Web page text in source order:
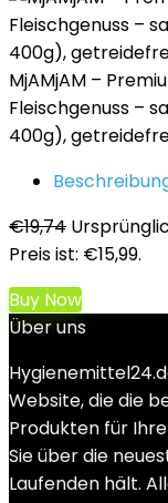
MjAMjAM –
Fleischgenuss –
400g),
€19,74
Preis ist: €15,99.
Buy Now
Über uns
Website, die die
Produkten für
Sie über die
Laufenden hält.